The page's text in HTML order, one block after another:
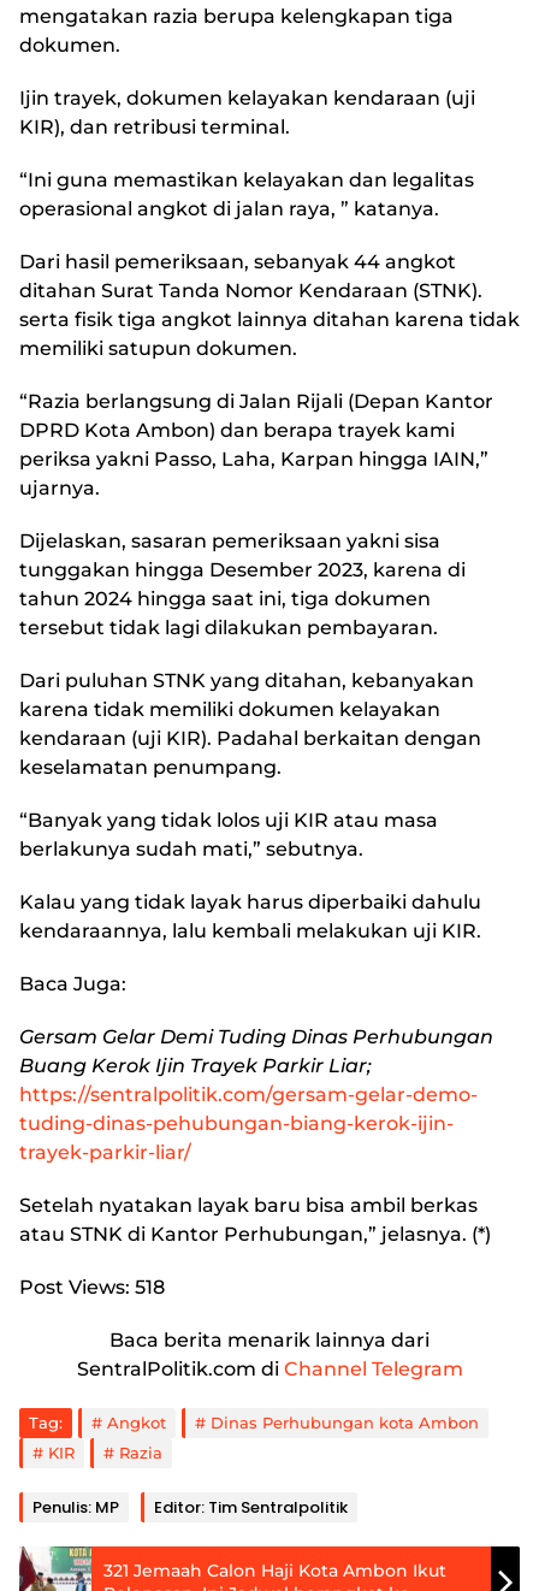
mengatakan razia berupa kelengkapan tiga
dokumen.
Ijin trayek, dokumen kelayakan kendaraan (uji
KIR), dan retribusi terminal.
“Ini guna memastikan kelayakan dan legalitas
operasional angkot di jalan raya, ” katanya.
Dari hasil pemeriksaan, sebanyak 44 angkot
ditahan Surat Tanda Nomor Kendaraan (STNK).
serta fisik tiga angkot lainnya ditahan karena tidak
memiliki satupun dokumen.
“Razia berlangsung di Jalan Rijali (Depan Kantor
DPRD Kota Ambon) dan berapa trayek kami
periksa yakni Passo, Laha, Karpan hingga IAIN,”
ujarnya.
Dijelaskan, sasaran pemeriksaan yakni sisa
tunggakan hingga Desember 2023, karena di
tahun 2024 hingga saat ini, tiga dokumen
tersebut tidak lagi dilakukan pembayaran.
Dari puluhan STNK yang ditahan, kebanyakan
karena tidak memiliki dokumen kelayakan
kendaraan (uji KIR). Padahal berkaitan dengan
keselamatan penumpang.
“Banyak yang tidak lolos uji KIR atau masa
berlakunya sudah mati,” sebutnya.
Kalau yang tidak layak harus diperbaiki dahulu
kendaraannya, lalu kembali melakukan uji KIR.
Baca Juga:
Gersam Gelar Demi Tuding Dinas Perhubungan
Buang Kerok Ijin Trayek Parkir Liar;
https://sentralpolitik.com/gersam-gelar-demo-
tuding-dinas-pehubungan-biang-kerok-ijin-
trayek-parkir-liar/
Setelah nyatakan layak baru bisa ambil berkas
atau STNK di Kantor Perhubungan,” jelasnya. (*)
Post Views: 518
Baca berita menarik lainnya dari
SentralPolitik.com di Channel Telegram
Tag: Angkot
Dinas Perhubungan kota Ambon
KIR
Razia
Penulis: MP Editor: Tim Sentralpolitik
321 Jemaah Calon Haji Kota Ambon Ikut